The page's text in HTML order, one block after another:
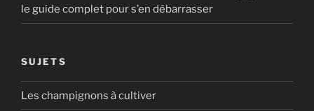
le guide complet pour s’en débarrasser
SUJETS
Les champignons à cultiver